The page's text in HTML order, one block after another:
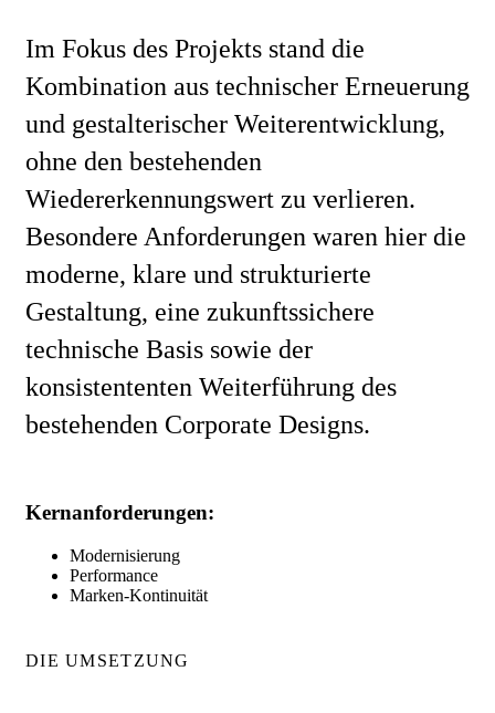
Im Fokus des Projekts stand die
Kombination aus technischer Erneuerung
und gestalterischer Weiterentwicklung,
ohne den bestehenden
Wiedererkennungswert zu verlieren.
Besondere Anforderungen waren hier die
moderne, klare und strukturierte
Gestaltung, eine zukunftssichere
technische Basis sowie der
konsistententen Weiterführung des
bestehenden Corporate Designs.
Kernanforderungen:
Modernisierung
Performance
Marken-Kontinuität
DIE UMSETZUNG